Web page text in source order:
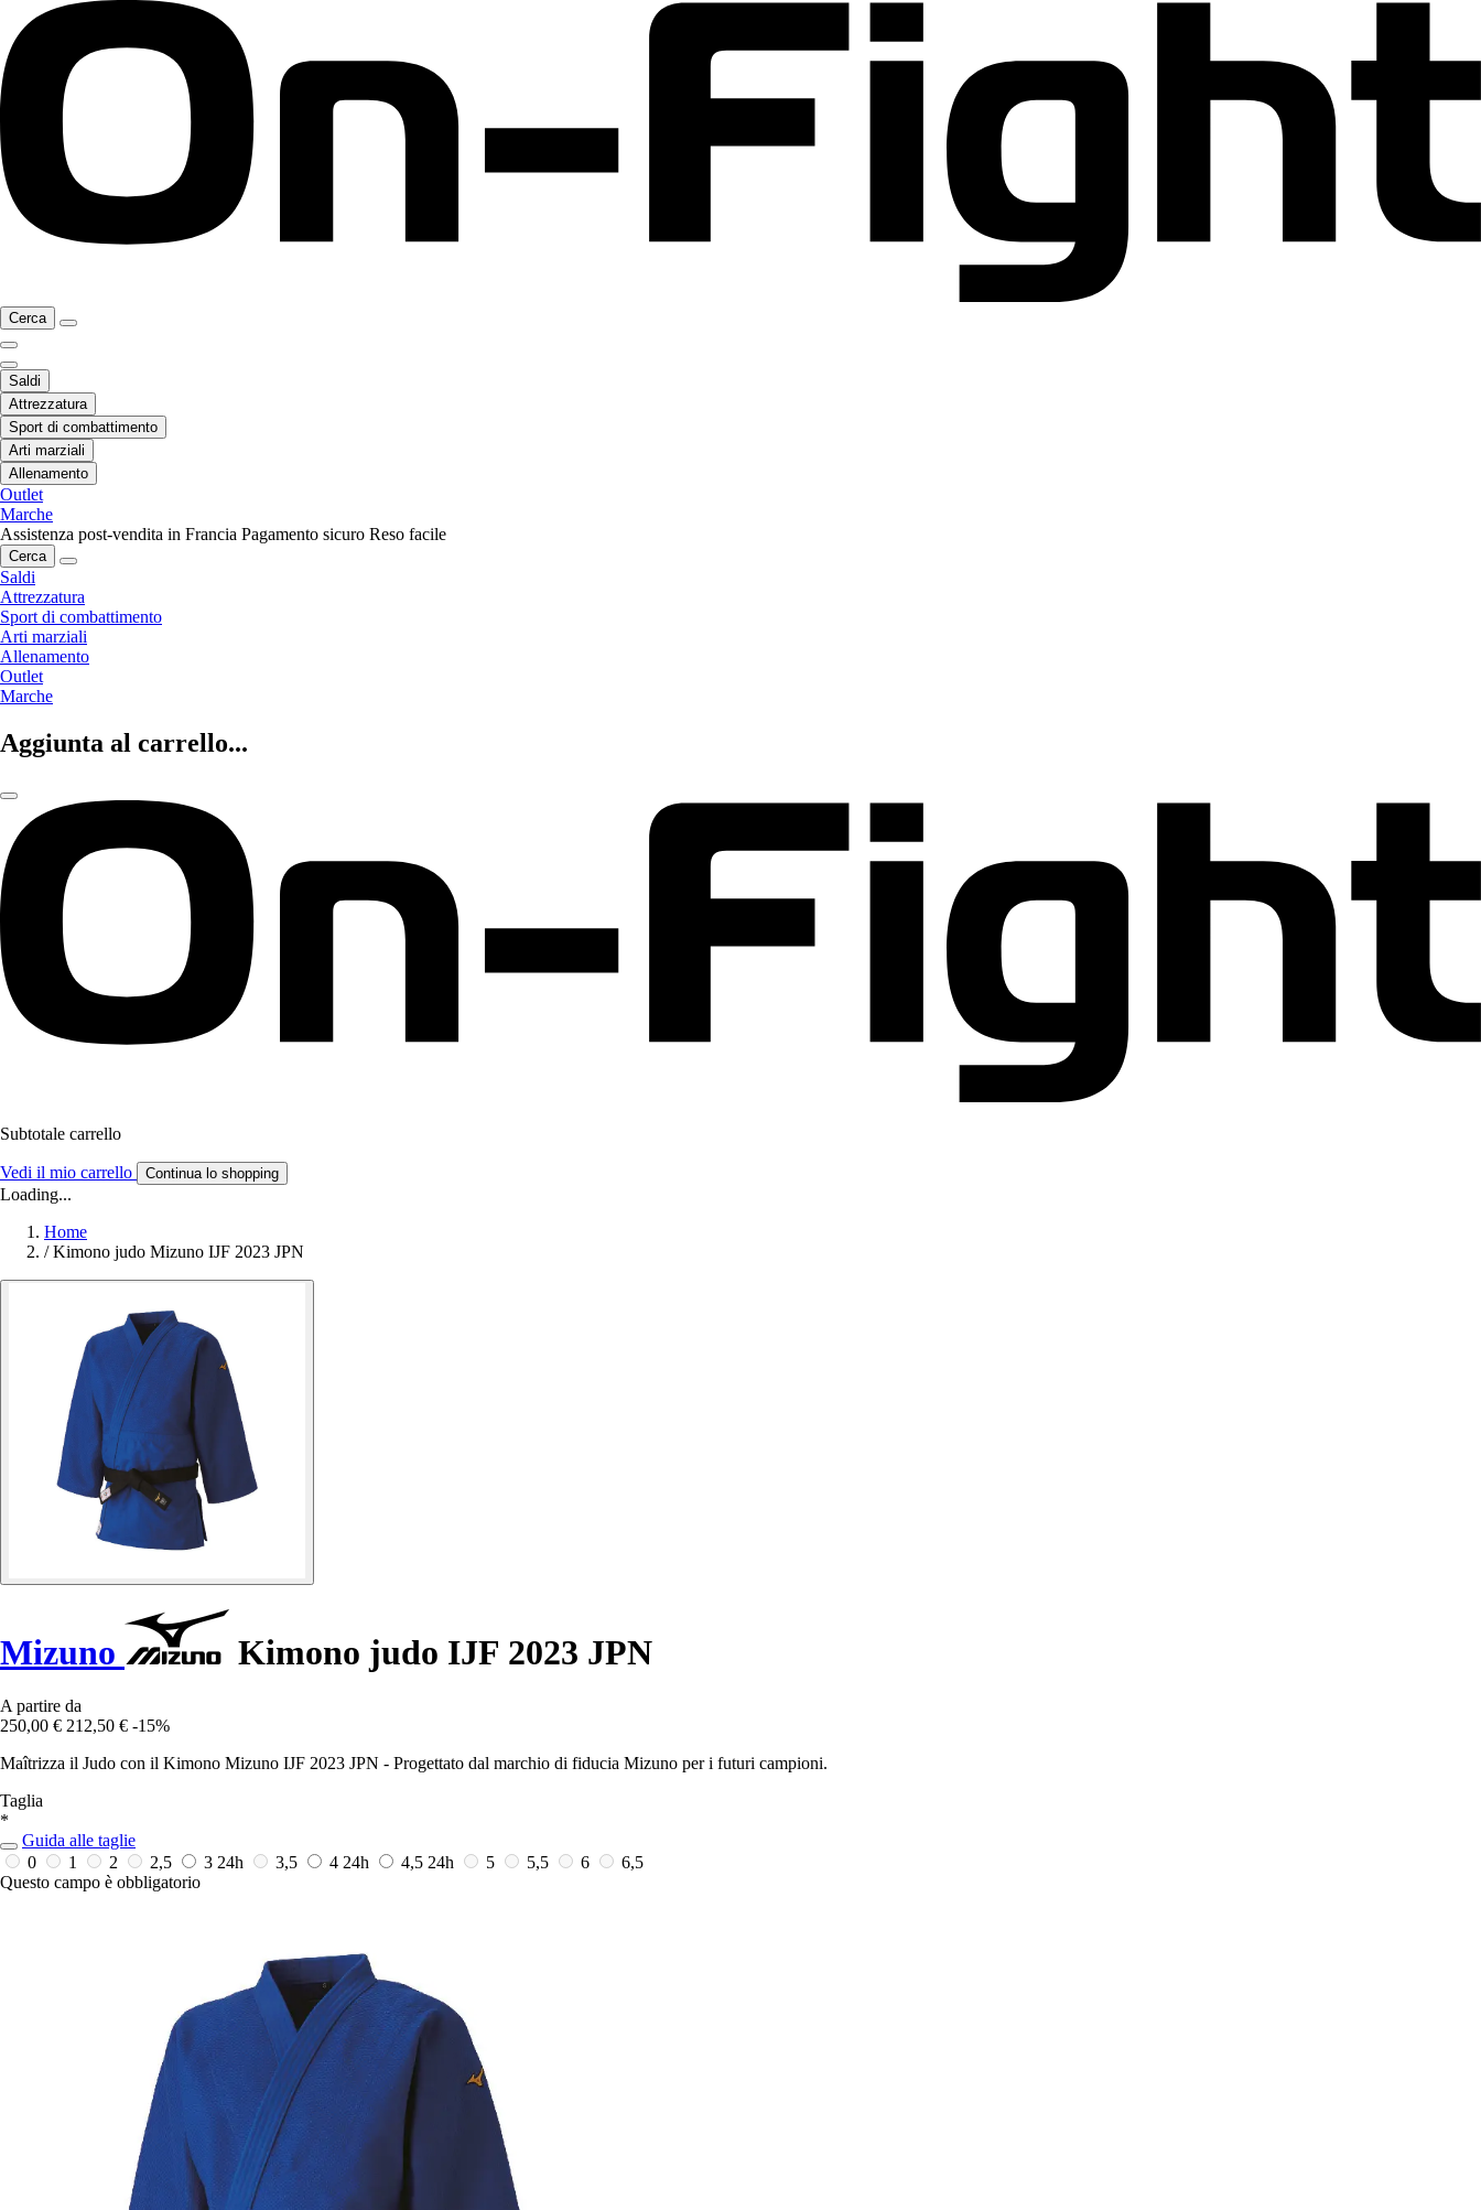
Cerca
Saldi
Attrezzatura
Sport di combattimento
Arti marziali
Allenamento
Outlet
Marche
Assistenza post-vendita in Francia Pagamento sicuro Reso facile
Cerca
Saldi
Attrezzatura
Sport di combattimento
Arti marziali
Allenamento
Outlet
Marche
Aggiunta al carrello...
Subtotale carrello
Vedi il mio carrello Continua lo shopping
Loading...
Home
/ Kimono judo Mizuno IJF 2023 JPN
Mizuno Kimono judo IJF 2023 JPN
A partire da
250,00 € 212,50 € -15%
Maîtrizza il Judo con il Kimono Mizuno IJF 2023 JPN - Progettato dal marchio di fiducia Mizuno per i futuri campioni.
Taglia
*
Guida alle taglie
0
1 2 2,5 3 24h 3,5 4 24h 4,5 24h 5 5,5 6
6,5
Questo campo è obbligatorio